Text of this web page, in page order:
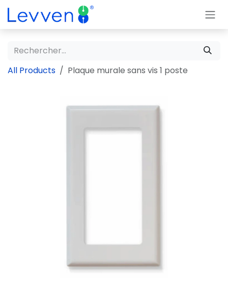
Se rendre au contenu
All Products Plaque murale sans vis 1 poste